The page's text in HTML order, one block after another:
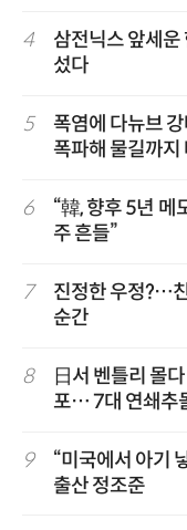
4
삼전닉스 앞세
섰다
5
폭염에 다뉴브
폭파해 물길까지
6
“韓, 향후 5년
주 흔들”
7
진정한 우정?…
순간
8
日서 벤틀리 몰
포… 7대 연쇄추
9
“미국에서 아기
출산 정조준